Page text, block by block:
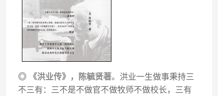
◎ 《洪业传》，陈毓贤著。洪业一生做事秉持三
不三有：三不是不做官不做牧师不做校长，三有